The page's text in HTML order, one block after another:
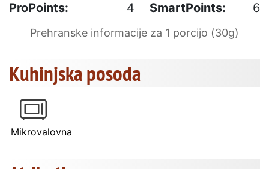
ProPoints:
4 SmartPoints: 6
Prehranske informacije za 1 porcijo (30g)
Kuhinjska posoda
Mikrovalovna